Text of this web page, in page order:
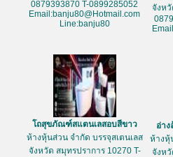
0879393870 T-0899285052
Email:banju80@Hotmail.com
Line:banju80
จังห
โถสุขภัณฑ์สแตนเลสอบสีขาว
ห้างหุ้นส่วน จำกัด บรรจุสเตนเลส
จังหวัด สมุทรปราการ 10270 T-
อ่า
ห้างหุ้
จังห